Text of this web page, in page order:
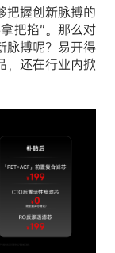
把握创新脉搏的
把掐”。那么对
脉搏呢？易开得
，还在行业内掀